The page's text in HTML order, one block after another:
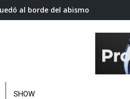
al borde del abismo
SHOW